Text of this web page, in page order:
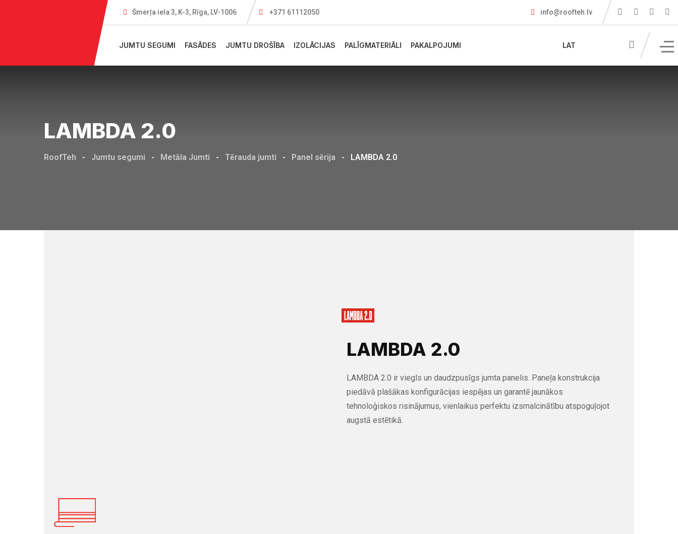
Šmerļa iela 3, K-3, Rīga, LV-1006 +371 61112050 info@roofteh.lv
JUMTU SEGUMI FASĀDES JUMTU DROŠĪBA IZOLĀCIJAS PALĪGMATERIĀLI PAKALPOJUMI LAT
LAMBDA 2.0
RoofTeh - Jumtu segumi - Metāla Jumti - Tērauda jumti - Panel sērija - LAMBDA 2.0
LAMBDA 2.0
LAMBDA 2.0 ir viegls un daudzpusīgs jumta panelis. Paneļa konstrukcija
piedāvā plašākas konfigurācijas iespējas un garantē jaunākos
tehnoloģiskos risinājumus, vienlaikus perfektu izsmalcinātību atspoguļojot
augstā estētikā.